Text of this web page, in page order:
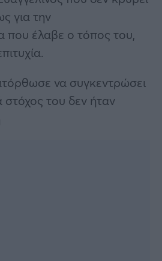
για την
που έλαβε ο τόπος του,
να συγκεντρώσει
στόχος του δεν ήταν